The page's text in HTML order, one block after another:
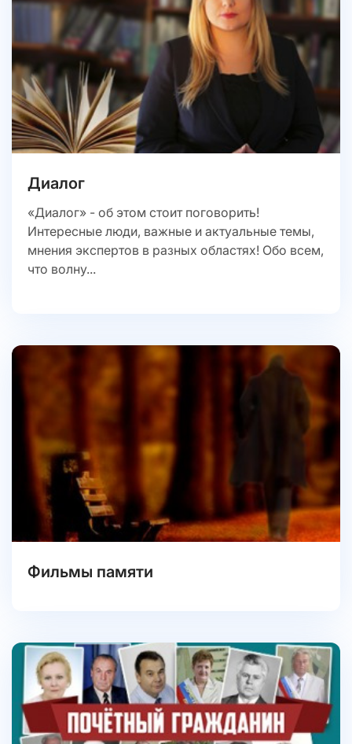
Диалог
«Диалог» - об этом стоит поговорить!
Интересные люди, важные и актуальные темы,
мнения экспертов в разных областях! Обо всем,
что волну...
Фильмы памяти